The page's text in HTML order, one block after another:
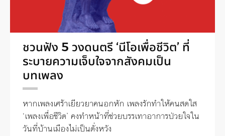
ชวนฟัง 5 วงดนตรี ‘นีโอเพื่อชีวิต’ ที่
ระบายความเจ็บใจจากสังคมเป็น
บทเพลง
หากเพลงเศร้าเยียวยาคนอกหัก เพลงรักทำให้คนสดใส
‘เพลงเพื่อชีวิต’ คงทำหน้าที่ช่วยบรรเทาอาการป่วยใจใน
วันที่บ้านเมืองไม่เป็นดั่งหวัง